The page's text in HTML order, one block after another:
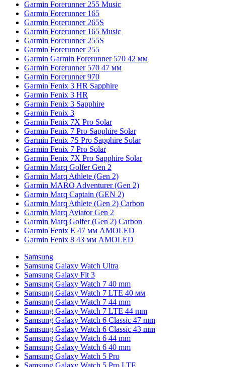
Garmin Forerunner 255 Music
Garmin Forerunner 165
Garmin Forerunner 265S
Garmin Forerunner 165 Music
Garmin Forerunner 255S
Garmin Forerunner 255
Garmin Garmin Forerunner 570 42 мм
Garmin Forerunner 570 47 мм
Garmin Forerunner 970
Garmin Fenix 3 HR Sapphire
Garmin Fenix 3 HR
Garmin Fenix 3 Sapphire
Garmin Fenix 3
Garmin Fenix 7X Pro Solar
Garmin Fenix 7 Pro Sapphire Solar
Garmin Fenix 7S Pro Sapphire Solar
Garmin Fenix 7 Pro Solar
Garmin Fenix 7X Pro Sapphire Solar
Garmin Marq Golfer Gen 2
Garmin Marq Athlete (Gen 2)
Garmin MARQ Adventurer (Gen 2)
Garmin Marq Captain (GEN 2)
Garmin Marq Athlete (Gen 2) Carbon
Garmin Marq Aviator Gen 2
Garmin Marq Golfer (Gen 2) Carbon
Garmin Fenix E 47 мм AMOLED
Garmin Fenix 8 43 мм AMOLED
Samsung
Samsung Galaxy Watch Ultra
Samsung Galaxy Fit 3
Samsung Galaxy Watch 7 40 mm
Samsung Galaxy Watch 7 LTE 40 мм
Samsung Galaxy Watch 7 44 mm
Samsung Galaxy Watch 7 LTE 44 mm
Samsung Galaxy Watch 6 Classic 47 mm
Samsung Galaxy Watch 6 Classic 43 mm
Samsung Galaxy Watch 6 44 mm
Samsung Galaxy Watch 6 40 mm
Samsung Galaxy Watch 5 Pro
Samsung Galaxy Watch 5 Pro LTE